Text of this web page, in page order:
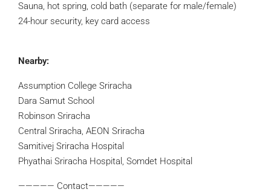
Sauna, hot spring, cold bath (separate for male/female)
24-hour security, key card access
Nearby:
Assumption College Sriracha
Dara Samut School
Robinson Sriracha
Central Sriracha, AEON Sriracha
Samitivej Sriracha Hospital
Phyathai Sriracha Hospital, Somdet Hospital
————— Contact—————